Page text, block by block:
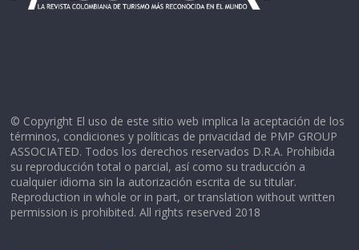
© Copyright El uso de este sitio web implica la aceptación de los
términos, condiciones y políticas de privacidad de PMP GROUP
ASSOCIATED. Todos los derechos reservados D.R.A. Prohibida
su reproducción total o parcial, así como su traducción a
cualquier idioma sin la autorización escrita de su titular.
Reproduction in whole or in part, or translation without written
permission is prohibited. All rights reserved 2018